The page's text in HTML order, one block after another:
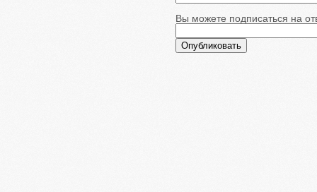
Вы можете подписаться на